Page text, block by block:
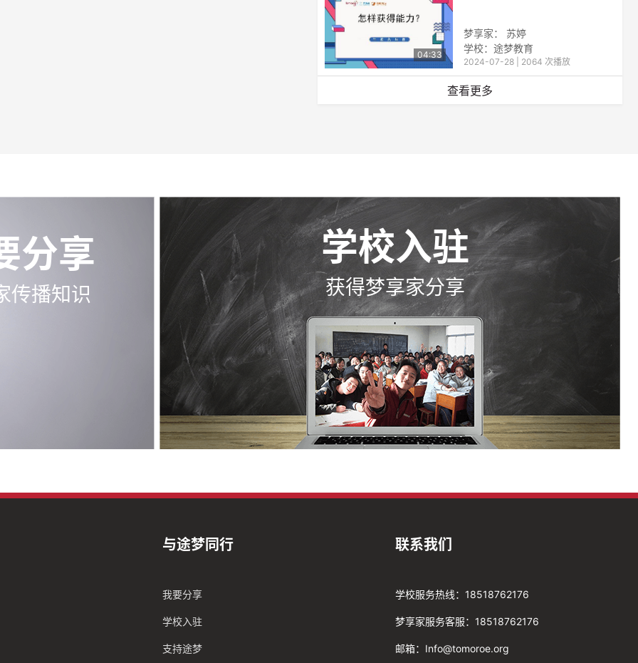
04:33
梦享家： 苏婷
学校：途梦教育
2024-07-28 | 2064 次播放
查看更多
分享
传播知识
学校入驻
获得梦享家分享
与途梦同行
我要分享
学校入驻
支持途梦
联系我们
学校服务热线：18518762176
梦享家服务客服：18518762176
邮箱：Info@tomoroe.org